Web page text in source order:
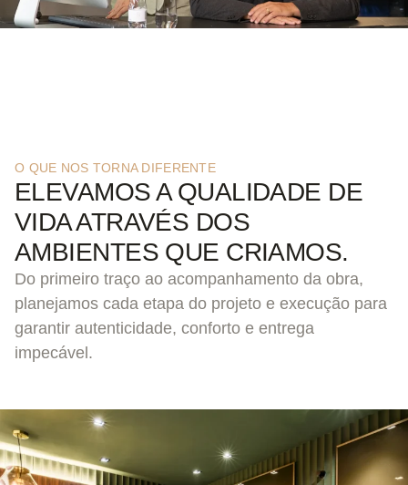
O QUE NOS TORNA DIFERENTE
ELEVAMOS A QUALIDADE DE
VIDA ATRAVÉS DOS
AMBIENTES QUE CRIAMOS.
Do primeiro traço ao acompanhamento da obra,
planejamos cada etapa do projeto e execução para
garantir autenticidade, conforto e entrega
impecável.